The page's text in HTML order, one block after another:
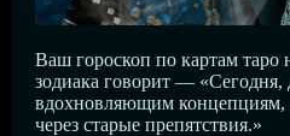
Ваш гороскоп по картам таро
зодиака говорит —
вдохновляющим концепциям,
через старые препятствия.»